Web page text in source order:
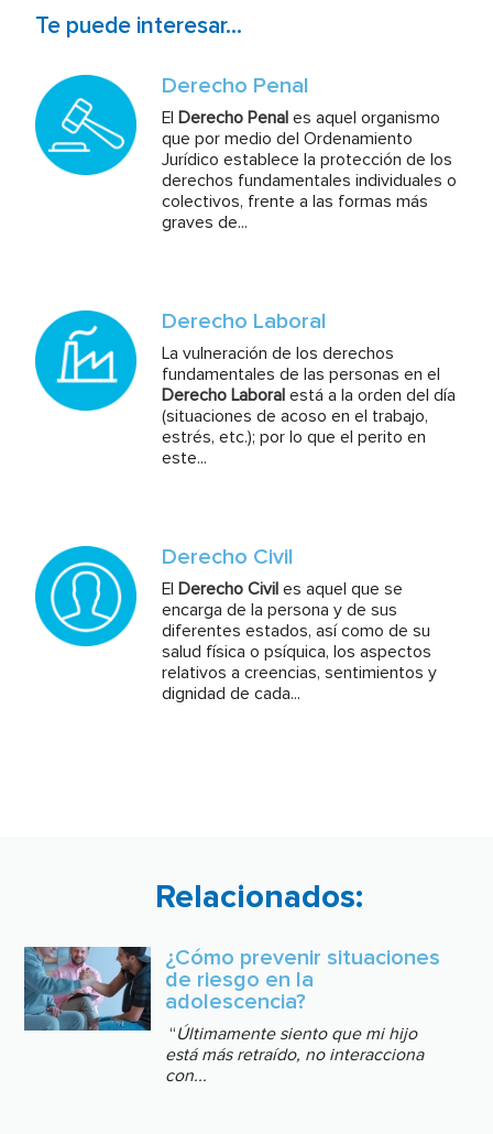
Te puede interesar...
Derecho Penal
El Derecho Penal es aquel organismo
que por medio del Ordenamiento
Jurídico establece la protección de los
derechos fundamentales individuales o
colectivos, frente a las formas más
graves de...
Derecho Laboral
La vulneración de los derechos
fundamentales de las personas en el
Derecho Laboral está a la orden del día
(situaciones de acoso en el trabajo,
estrés, etc.); por lo que el perito en
este...
Derecho Civil
El Derecho Civil es aquel que se
encarga de la persona y de sus
diferentes estados, así como de su
salud física o psíquica, los aspectos
relativos a creencias, sentimientos y
dignidad de cada...
Relacionados:
¿Cómo prevenir situaciones
de riesgo en la
adolescencia?
“Últimamente siento que mi hijo
está más retraído, no interacciona
con...